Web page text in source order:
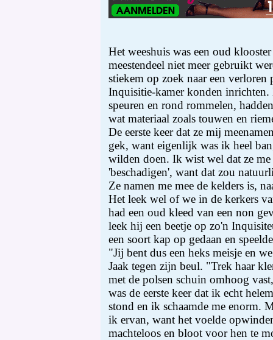
Het weeshuis was een oud
meestendeel niet meer gebruikt
stiekem op zoek naar een verloren
Inquisitie-kamer konden
speuren en rond rommelen,
wat materiaal zoals touwen en
De eerste keer dat ze mij
gek, want eigenlijk was ik heel
wilden doen. Ik wist wel dat ze
'beschadigen', want dat zou
Ze namen me mee de kelders is,
Het leek wel of we in de kerkers
had een oud kleed van een non
leek hij een beetje op zo'n
een soort kap op gedaan en
"Jij bent dus een heks meisje en
Jaak tegen zijn beul. "Trek haar
met de polsen schuin omhoog
was de eerste keer dat ik echt
stond en ik schaamde me enorm.
ik ervan, want het voelde
machteloos en bloot voor hen te